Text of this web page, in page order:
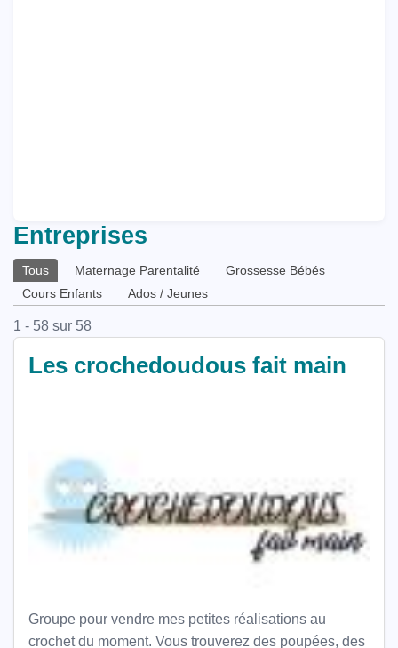
Entreprises
Onglets
principaux
Tous Maternage Parentalité
Grossesse Bébés
Cours Enfants
Ados / Jeunes
1 - 58 sur 58
Les crochedoudous fait main
Groupe pour vendre mes petites réalisations au
crochet du moment. Vous trouverez des poupées, des